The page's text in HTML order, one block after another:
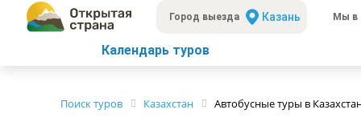
Город выезда Казань Мы в
Календарь туров
Поиск туров Казахстан Автобусные туры в